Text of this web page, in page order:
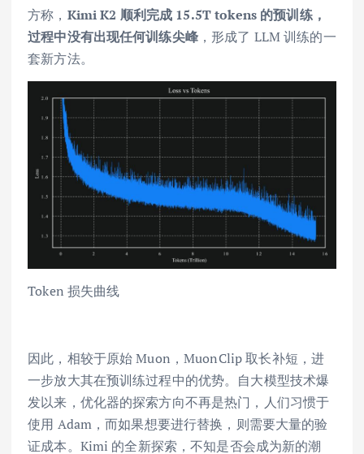
方称， Kimi K2 顺利完成 15.5T tokens 的预训练，
过程中没有出现任何训练尖峰，形成了 LLM 训练的一
套新方法。
Token 损失曲线
因此，相较于原始 Muon，MuonClip 取长补短，进
一步放大其在预训练过程中的优势。自大模型技术爆
发以来，优化器的探索方向不再是热门，人们习惯于
使用 Adam，而如果想要进行替换，则需要大量的验
证成本。Kimi 的全新探索，不知是否会成为新的潮